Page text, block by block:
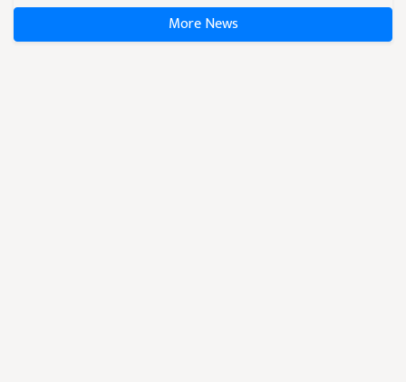
More News